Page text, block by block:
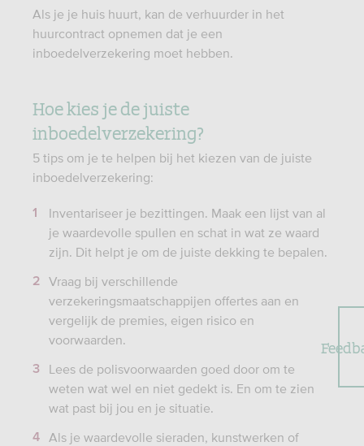
Als je je huis huurt, kan de verhuurder in het
huurcontract opnemen dat je een
inboedelverzekering moet hebben.
Hoe kies je de juiste
inboedelverzekering?
5 tips om je te helpen bij het kiezen van de juiste
inboedelverzekering:
Inventariseer je bezittingen. Maak een lijst van al
je waardevolle spullen en schat in wat ze waard
zijn. Dit helpt je om de juiste dekking te bepalen.
Vraag bij verschillende
verzekeringsmaatschappijen offertes aan en
vergelijk de premies, eigen risico en
voorwaarden.
Lees de polisvoorwaarden goed door om te
weten wat wel en niet gedekt is. En om te zien
wat past bij jou en je situatie.
Als je waardevolle sieraden, kunstwerken of